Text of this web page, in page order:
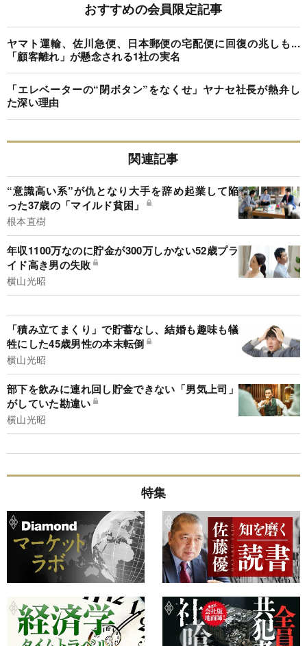
おすすめの会員限定記事
ヤマト運輸、佐川急便、日本郵便の宅配便に回復の兆しも...
「顧客離れ」が懸念される1社の実名
「エレベーターの“閉ボタン”をなくせ」ヤナセ社長が熱弁し
た深い理由
関連記事
“意識高い系”が仇となり大手を辞め起業して陥
った37歳の「マイルド貧困」
根本直樹
年収1100万なのに貯金が300万しかない52歳プラ
イド高き男の失敗
横山光昭
「積み立てまくり」で貯蓄なし、結婚も趣味も犠
牲にした45歳男性の本末転倒
横山光昭
部下を飲みに連れ回し貯金できない「男気上司」
がしていた勘違い
横山光昭
特集